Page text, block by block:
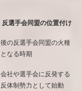
反選手会同盟の位置付け
後の反選手会同盟の火種
となる時期
会社や選手会に反発する
反体制勢力として始動